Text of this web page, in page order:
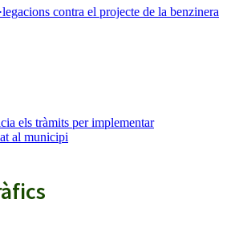
contra el projecte de la benzinera
els tràmits per implementar
al municipi